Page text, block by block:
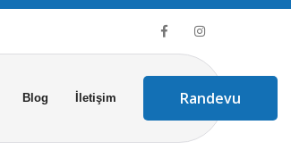
Blog İletişim Randevu